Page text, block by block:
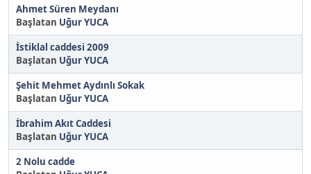
Ahmet Süren Meydanı
Başlatan Uğur YUCA
İstiklal caddesi 2009
Başlatan Uğur YUCA
Şehit Mehmet Aydınlı Sokak
Başlatan Uğur YUCA
İbrahim Akıt Caddesi
Başlatan Uğur YUCA
2 Nolu cadde